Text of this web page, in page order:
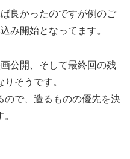
良かったのですが例のご
み開始となってます。
公開、そして最終回の残
そうです。
で、造るものの優先を決